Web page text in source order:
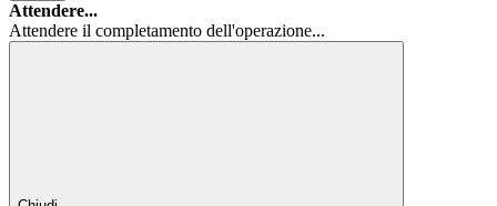
Attendere...
Attendere il completamento dell'operazione...